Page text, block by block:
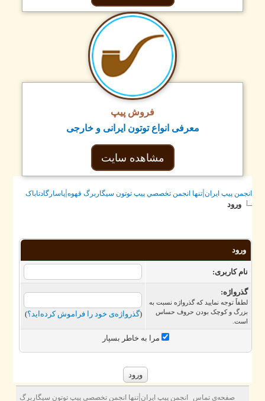
فروش پیپ
معرفی انواع توتون ایرانی و خارجی
مشاهده سایت
پيپ ايران|تنها انجمن تخصصي پيپ توتون سيگاربرگ قهوه|پاسارگادتاباک
ورود
نام کاربری:
گذرواژه‌:
لطفاً توجه نمایید که گذرواژه‌ نسبت به
بزرگ و کوچک بودن حروف حساس
(گذرواژه‌ی خود را فراموش کرده‌اید؟)
مرا به خاطر بسپار
صفحه‌ی تماس انجمن پيپ ايران|تنها انجمن تخصصي پيپ توتون سيگاربرگ